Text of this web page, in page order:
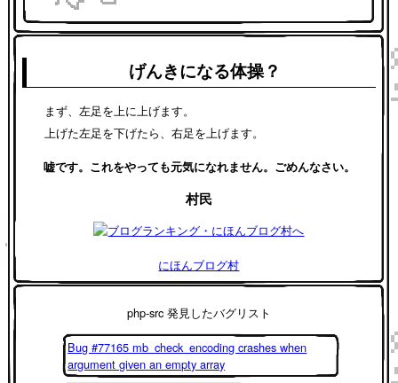
げんきになる体操？
まず、左足を上に上げます。
上げた左足を下げたら、右足を上げます。
嘘です。これをやっても元気になれません。ごめんなさい。
村民
にほんブログ村
php-src 発見したバグリスト
Bug #77165 mb_check_encoding crashes when
argument given an empty array